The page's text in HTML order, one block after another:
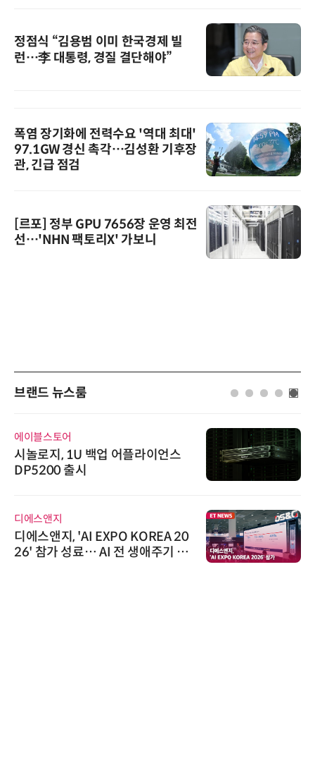
정점식 “김용범 이미 한국경제 빌
런…李 대통령, 경질 결단해야”
폭염 장기화에 전력수요 '역대 최대'
97.1GW 경신 촉각…김성환 기후장
관, 긴급 점검
[르포] 정부 GPU 7656장 운영 최전
선…'NHN 팩토리X' 가보니
브랜드 뉴스룸
에이블스토어
시놀로지, 1U 백업 어플라이언스
DP5200 출시
디에스앤지
디에스앤지, 'AI EXPO KOREA 20
26' 참가 성료… AI 전 생애주기 아